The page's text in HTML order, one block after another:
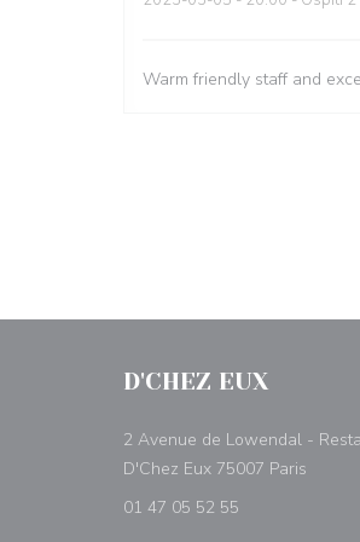
Warm friendly staff and
D'CHEZ EUX
2 Avenue de Lowendal -
D'Chez Eux 75007 Paris
01 47 05 52 55